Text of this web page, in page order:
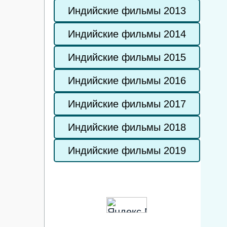
Индийские фильмы 2013
Индийские фильмы 2014
Индийские фильмы 2015
Индийские фильмы 2016
Индийские фильмы 2017
Индийские фильмы 2018
Индийские фильмы 2019